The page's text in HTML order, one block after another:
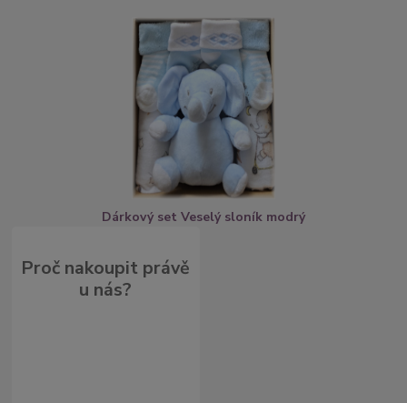
Dárkový set Veselý sloník modrý
Proč nakoupit právě
u nás?